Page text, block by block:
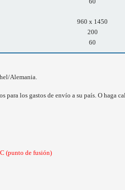
960 x 1450
200
60
Alemania.
para los gastos de envío a su país. O haga
(punto de fusión)